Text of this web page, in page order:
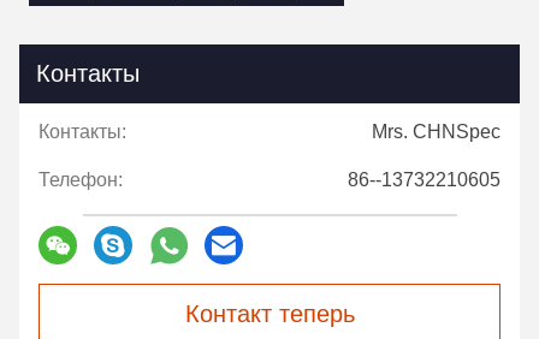
Контакты
Контакты: Mrs. CHNSpec
Телефон: 86--13732210605
Контакт теперь